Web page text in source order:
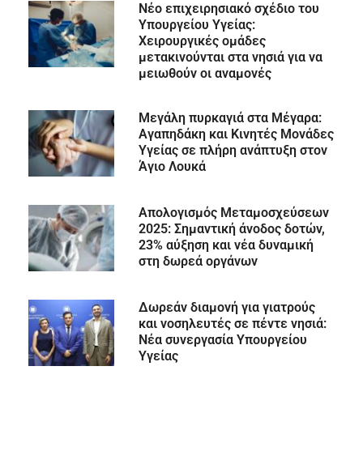
Νέο επιχειρησιακό σχέδιο του
Υπουργείου Υγείας:
Χειρουργικές ομάδες
μετακινούνται στα νησιά για να
μειωθούν οι αναμονές
Μεγάλη πυρκαγιά στα Μέγαρα:
Αγαπηδάκη και Κινητές Μονάδες
Υγείας σε πλήρη ανάπτυξη στον
Άγιο Λουκά
Απολογισμός Μεταμοσχεύσεων
2025: Σημαντική άνοδος δοτών,
23% αύξηση και νέα δυναμική
στη δωρεά οργάνων
Δωρεάν διαμονή για γιατρούς
και νοσηλευτές σε πέντε νησιά:
Νέα συνεργασία Υπουργείου
Υγείας